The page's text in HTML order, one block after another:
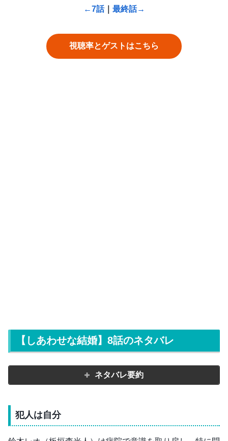
←7話｜ 最終話→
視聴率とゲストはこちら
【しあわせな結婚】8話のネタバレ
ネタバレ要約
犯人は自分